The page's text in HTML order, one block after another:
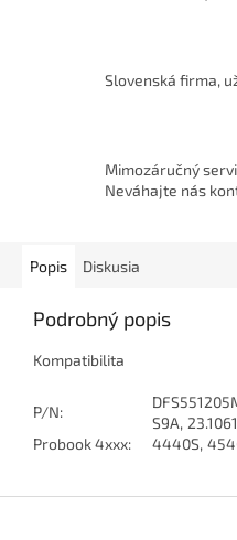
Slovenská firma,
Mimozáručný
Neváhajte nás
Popis Diskusia
Podrobný popis
Kompatibilita
P/N:
S9A,
Probook 4xxx: 4440S,